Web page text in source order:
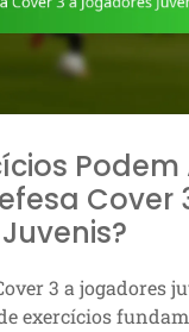
Cover
3 a jogadores
exercícios